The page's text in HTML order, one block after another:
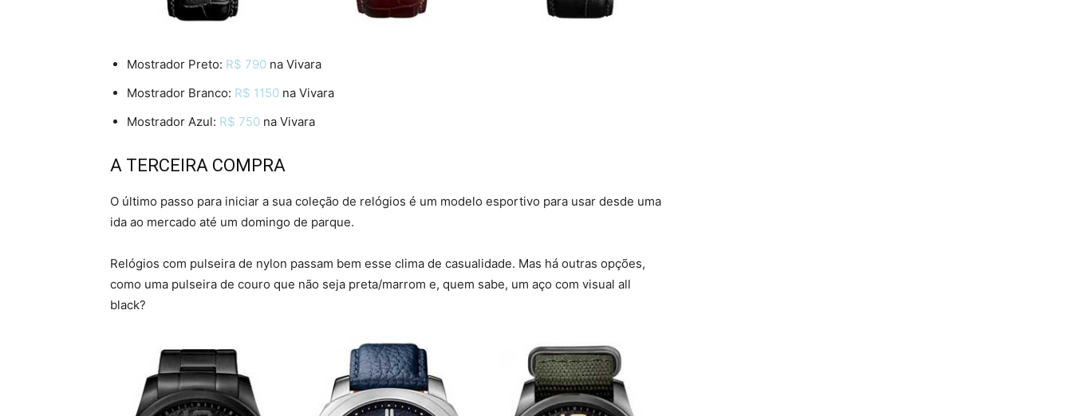
Mostrador Preto: R$ 790 na Vivara
Mostrador Branco: R$ 1150 na Vivara
Mostrador Azul: R$ 750 na Vivara
A TERCEIRA COMPRA
O último passo para iniciar a sua coleção de relógios é um modelo esportivo para usar desde uma
ida ao mercado até um domingo de parque.
Relógios com pulseira de nylon passam bem esse clima de casualidade. Mas há outras opções,
como uma pulseira de couro que não seja preta/marrom e, quem sabe, um aço com visual all
black?